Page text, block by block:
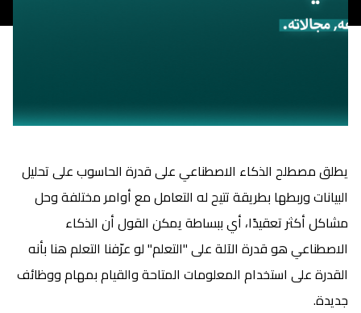
يطلق مصطلح الذكاء الاصطناعي على قدرة الحاسوب على تحليل
البيانات وربطها بطريقة تتيح له التعامل مع أوامر مختلفة وحل
مشاكل أكثر تعقيدًا، أي ببساطة يمكن القول أن الذكاء
الاصطناعي هو قدرة الآلة على "التعلم" لو عرّفنا التعلم هنا بأنه
القدرة على استخدام المعلومات المتاحة والقيام بمهام ووظائف
جديدة.